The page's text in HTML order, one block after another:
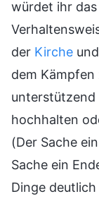
würdet ihr
der Kirche
dem
unterstützend
hochhalten
(Der Sache
Sache ein
Dinge